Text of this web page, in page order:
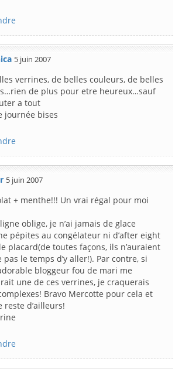
5 juin 2007
verrines, de belles couleurs, de belles
de plus pour etre heureux…sauf
a tout
journée bises
5 juin 2007
+ menthe!!! Un vrai régal pour moi
oblige, je n’ai jamais de glace
pépites au congélateur ni d’after eight
placard(de toutes façons, ils n’auraient
pas le temps d’y aller!). Par contre, si
bloggeur fou de mari me
une de ces verrines, je craquerais
Bravo Mercotte pour cela et
reste d’ailleurs!